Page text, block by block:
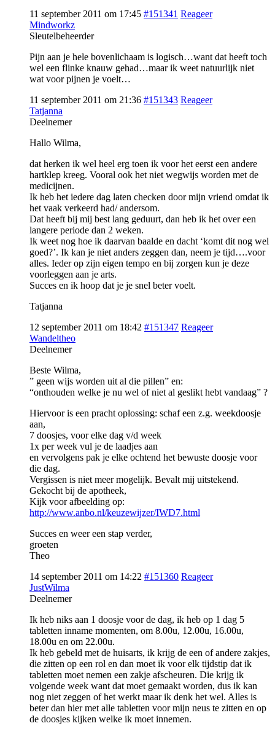
11 september 2011 om 17:45 #151341 Reageer
Mindworkz
Sleutelbeheerder
Pijn aan je hele bovenlichaam is logisch…want dat heeft toch
wel een flinke knauw gehad…maar ik weet natuurlijk niet
wat voor pijnen je voelt…
11 september 2011 om 21:36 #151343 Reageer
Tatjanna
Deelnemer
Hallo Wilma,
dat herken ik wel heel erg toen ik voor het eerst een andere
hartklep kreeg. Vooral ook het niet wegwijs worden met de
medicijnen.
Ik heb het iedere dag laten checken door mijn vriend omdat ik
het vaak verkeerd had/ andersom.
Dat heeft bij mij best lang geduurt, dan heb ik het over een
langere periode dan 2 weken.
Ik weet nog hoe ik daarvan baalde en dacht ‘komt dit nog wel
goed?’. Ik kan je niet anders zeggen dan, neem je tijd….voor
alles. Ieder op zijn eigen tempo en bij zorgen kun je deze
voorleggen aan je arts.
Succes en ik hoop dat je je snel beter voelt.
Tatjanna
12 september 2011 om 18:42 #151347 Reageer
Wandeltheo
Deelnemer
Beste Wilma,
” geen wijs worden uit al die pillen” en:
“onthouden welke je nu wel of niet al geslikt hebt vandaag” ?
Hiervoor is een pracht oplossing: schaf een z.g. weekdoosje
aan,
7 doosjes, voor elke dag v/d week
1x per week vul je de laadjes aan
en vervolgens pak je elke ochtend het bewuste doosje voor
die dag.
Vergissen is niet meer mogelijk. Bevalt mij uitstekend.
Gekocht bij de apotheek,
Kijk voor afbeelding op:
http://www.anbo.nl/keuzewijzer/IWD7.html
Succes en weer een stap verder,
groeten
Theo
14 september 2011 om 14:22 #151360 Reageer
JustWilma
Deelnemer
Ik heb niks aan 1 doosje voor de dag, ik heb op 1 dag 5
tabletten inname momenten, om 8.00u, 12.00u, 16.00u,
18.00u en om 22.00u.
Ik heb gebeld met de huisarts, ik krijg de een of andere zakjes,
die zitten op een rol en dan moet ik voor elk tijdstip dat ik
tabletten moet nemen een zakje afscheuren. Die krijg ik
volgende week want dat moet gemaakt worden, dus ik kan
nog niet zeggen of het werkt maar ik denk het wel. Alles is
beter dan hier met alle tabletten voor mijn neus te zitten en op
de doosjes kijken welke ik moet innemen.